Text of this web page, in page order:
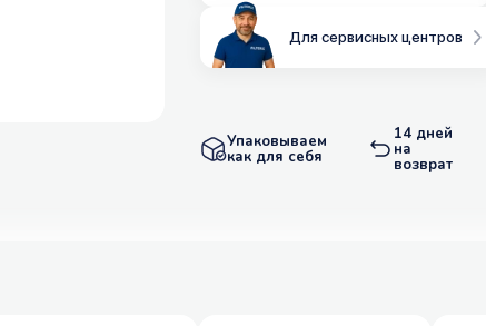
Для сервисных центров
Упаковываем
как для себя
14 дней
на
возврат